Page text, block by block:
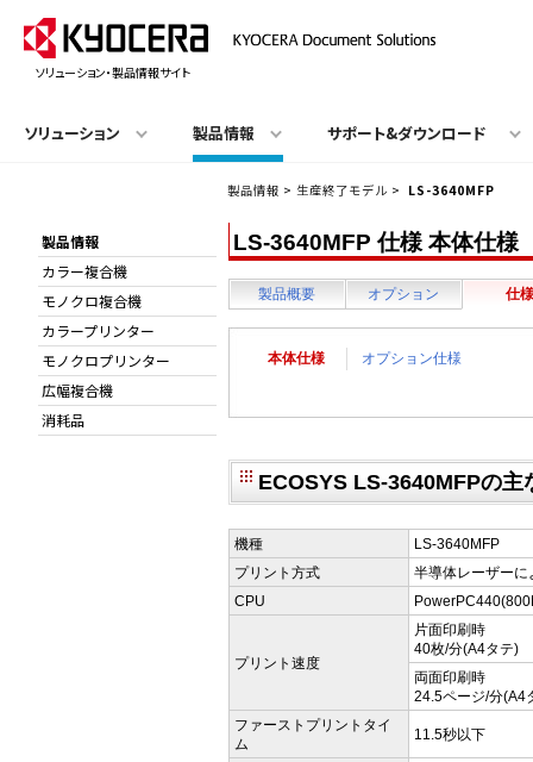
ソリューション・製品情報サイト
ソリューション 製品情報 サポート&ダウンロード
製品情報 > 生産終了モデル > LS-3640MFP
LS-3640MFP 仕様 本体仕様
製品概要 オプション 仕様
本体仕様 オプション仕様
ECOSYS LS-3640MFPの主
機種
LS-3640MFP
プリント方式
半導体レーザー
CPU
プリント速度
片面印刷時
40枚/分(A4タテ)
両面印刷時
24.5ページ/分(A4
ファーストプリントタイ
ム
11.5秒以下
製品情報
カラー複合機
モノクロ複合機
カラープリンター
モノクロプリンター
広幅複合機
消耗品